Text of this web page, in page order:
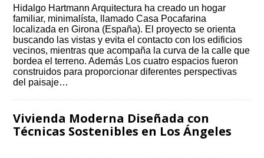
Hidalgo Hartmann Arquitectura ha creado un hogar
familiar, minimalísta, llamado Casa Pocafarina
localizada en Girona (España). El proyecto se orienta
buscando las vistas y evita el contacto con los edificios
vecinos, mientras que acompaña la curva de la calle que
bordea el terreno. Además Los cuatro espacios fueron
construidos para proporcionar diferentes perspectivas
del paisaje…
Vivienda Moderna Diseñada con
Técnicas Sostenibles en Los Ángeles